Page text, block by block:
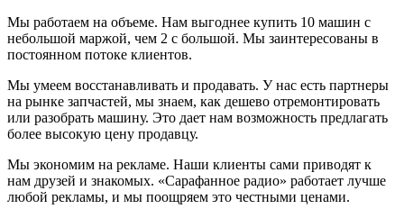
Мы работаем на объеме. Нам выгоднее купить 10 машин с
небольшой маржой, чем 2 с большой. Мы заинтересованы в
постоянном потоке клиентов.
Мы умеем восстанавливать и продавать. У нас есть партнеры
на рынке запчастей, мы знаем, как дешево отремонтировать
или разобрать машину. Это дает нам возможность предлагать
более высокую цену продавцу.
Мы экономим на рекламе. Наши клиенты сами приводят к
нам друзей и знакомых. «Сарафанное радио» работает лучше
любой рекламы, и мы поощряем это честными ценами.